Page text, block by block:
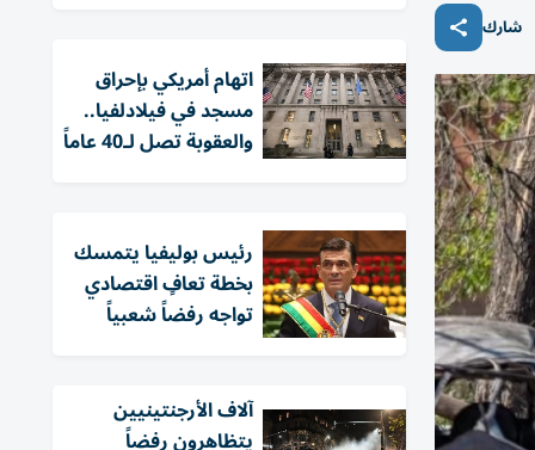
شارك
اتهام أمريكي بإحراق
مسجد في فيلادلفيا..
والعقوبة تصل لـ40 عاماً
رئيس بوليفيا يتمسك
بخطة تعافٍ اقتصادي
تواجه رفضاً شعبياً
آلاف الأرجنتينيين
يتظاهرون رفضاً